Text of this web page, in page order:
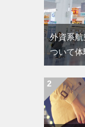
外資系
ついて体